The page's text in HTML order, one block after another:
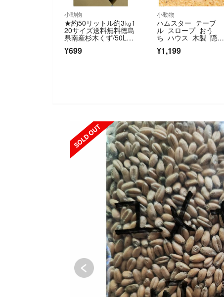
小動物
★約50リットル約3㎏1
20サイズ送料無料徳島
県南産杉木くず/50Lお
が屑チップ
¥699
小動物
ハムスター テーブ
ル スロープ おう
ち ハウス 木製 隠れ
家
¥1,199
SOLD OUT